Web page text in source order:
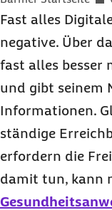
Fast alles
negative. Über
fast alles besser
und gibt seinem
Informationen.
ständige
erfordern die
damit tun, kann